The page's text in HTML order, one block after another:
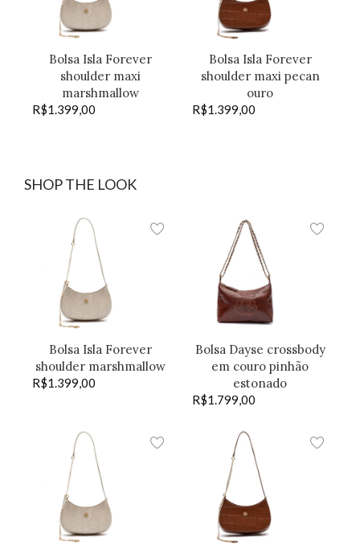
Bolsa Isla Forever
shoulder maxi
marshmallow
R$1.399,00
Bolsa Isla Forever
shoulder maxi pecan
ouro
R$1.399,00
SHOP THE LOOK
Bolsa Isla Forever
shoulder marshmallow
R$1.399,00
Bolsa Dayse crossbody
em couro pinhão
estonado
R$1.799,00